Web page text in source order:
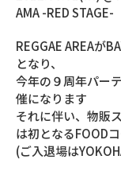
AMA -RED STAGE-
REGGAE AREAが
となり、
今年の９周年パー
催になります
それに伴い、物販
は初となるFOOD
(ご入退場は